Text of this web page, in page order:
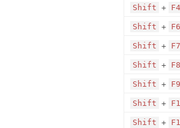
Shift + F4
Shift + F6
Shift + F7
Shift + F8
Shift + F9
Shift +
Shift +